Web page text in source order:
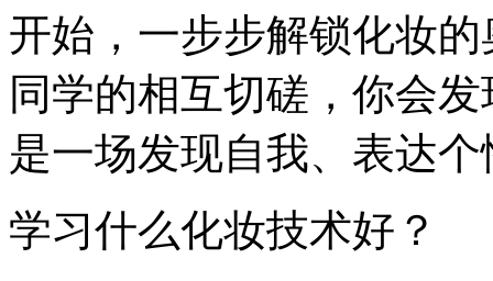
开始，一步步解锁化妆
同学的相互切磋，你会
是一场发现自我、表达
学习什么化妆技术好？